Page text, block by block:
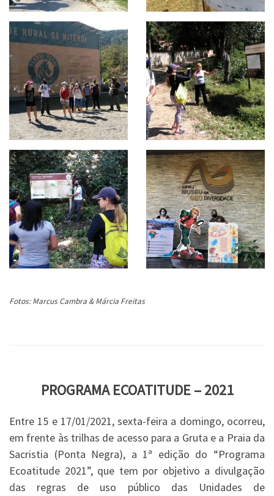
Fotos: Marcus Cambra & Márcia Freitas
PROGRAMA ECOATITUDE – 2021
Entre 15 e 17/01/2021, sexta-feira a domingo, ocorreu,
em frente às trilhas de acesso para a Gruta e a Praia da
Sacristia (Ponta Negra), a 1ª edição do “Programa
Ecoatitude 2021”, que tem por objetivo a divulgação
das regras de uso público das Unidades de